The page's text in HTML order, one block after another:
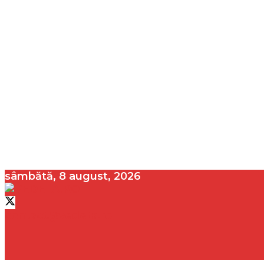
sâmbătă, 8 august, 2026